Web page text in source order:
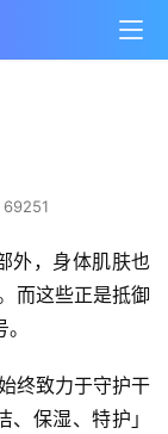
69251
外，身体肌肤也
而这些正是抵御
终致力于守护干
保湿、特护」